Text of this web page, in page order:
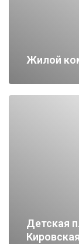
Жилой
Детская